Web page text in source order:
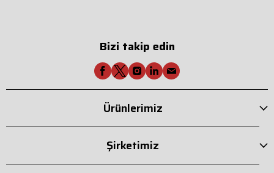
Bizi takip edin
Ürünlerimiz
Şirketimiz